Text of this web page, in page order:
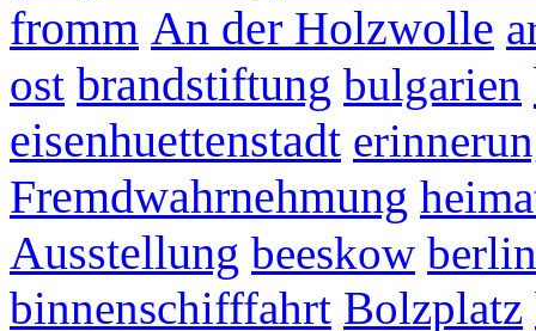
fromm An der Holzwolle
ost brandstiftung bulgarien
eisenhuettenstadt
Fremdwahrnehmung
Ausstellung beeskow
binnenschifffahrt Bolzplatz